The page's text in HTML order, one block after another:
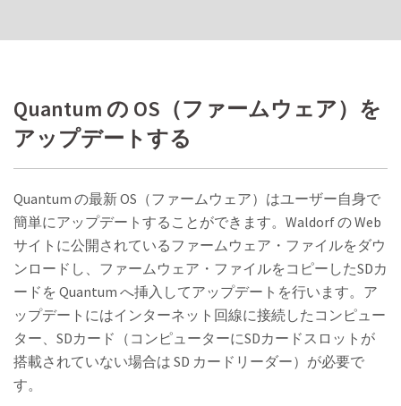
Quantum の OS（ファームウェア）を
アップデートする
Quantum の最新 OS（ファームウェア）はユーザー自身で
簡単にアップデートすることができます。Waldorf の Web
サイトに公開されているファームウェア・ファイルをダウ
ンロードし、ファームウェア・ファイルをコピーしたSDカ
ードを Quantum へ挿入してアップデートを行います。ア
ップデートにはインターネット回線に接続したコンピュー
ター、SDカード（コンピューターにSDカードスロットが
搭載されていない場合は SD カードリーダー）が必要で
す。